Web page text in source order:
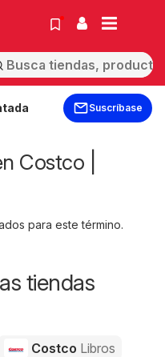
Suscríbase
Costco |
para este término.
tiendas
Costco Libros